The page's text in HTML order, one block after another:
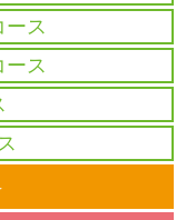
ース
ス